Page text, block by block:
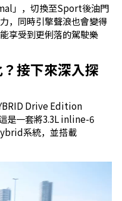
」，切換至Sport後油門
，同時引擎聲浪也會變得
享受到更俐落的駕駛樂
接下來深入探
Drive Edition
是一套將3.3L inline-6
系統，並搭載